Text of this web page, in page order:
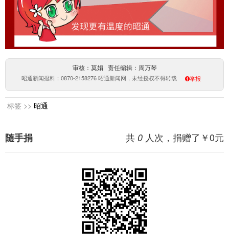
审核：莫娟 责任编辑：周万琴
昭通新闻报料：0870-2158276 昭通新闻网，未经授权不得转载 举报
标签 >> 昭通
共 0 人次，捐赠了￥0元
随手捐